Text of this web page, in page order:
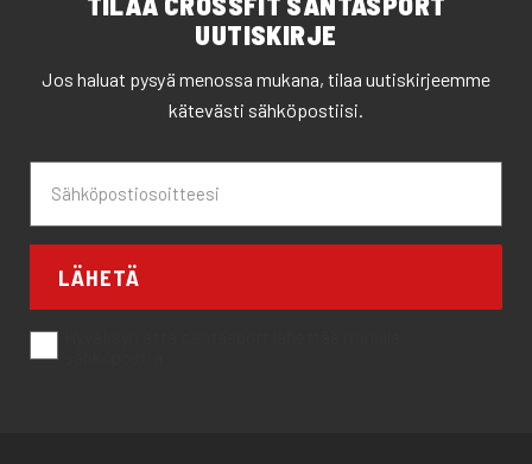
UUTISKIRJE
Jos haluat pysyä menossa mukana, tilaa uutiskirjeemme
kätevästi sähköpostiisi.
LÄHETÄ